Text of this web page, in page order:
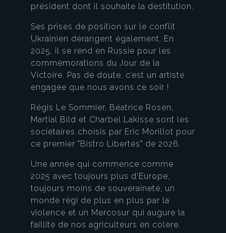
président dont il souhaite la destitution.
Ses prises de position sur le conflit
Ukrainien dérangent également. En
2025, il se rend en Russie pour les
commémorations du Jour de la
Victoire. Pas de doute, c’est un artiste
engagée que nous avons ce soir !
Régis Le Sommier, Béatrice Rosen,
Martial Bild et Charbel Lakisse sont les
sociétaires choisis par Eric Morillot pour
ce premier "Bistro Libertés" de 2026.
Une année qui commence comme
2025 avec toujours plus d’Europe,
toujours moins de souveraineté, un
monde régi de plus en plus par la
violence et un Mercosur qui augure la
faillite de nos agriculteurs en colère.